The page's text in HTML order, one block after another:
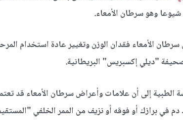
شيوعا وهو سرطان الأمعاء.
الأمعاء فقدان الوزن وتغيير عادة استخدام
"ديلي إكسبريس" البريطانية.
الطبية إلى أن علامات وأعراض سرطان الأمعاء قد
في برازك أو فوقه أو نزيف من الممر الخلفي